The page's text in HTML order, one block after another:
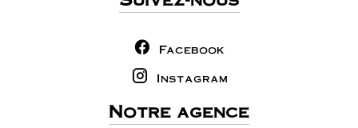
Facebook
Instagram
Notre agence